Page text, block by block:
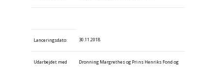
Lanceringsdato: 30.11.2018
Udarbejdet med Dronning Margrethes og Prins Henriks Fond og